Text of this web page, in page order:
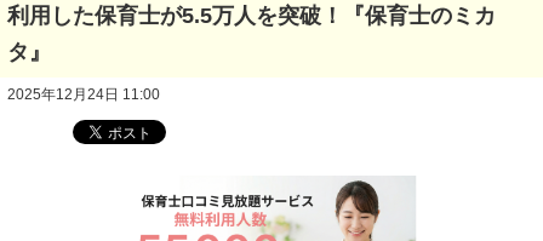
利用した保育士が5.5万人を突破！『保育士のミカ
タ』
2025年12月24日 11:00